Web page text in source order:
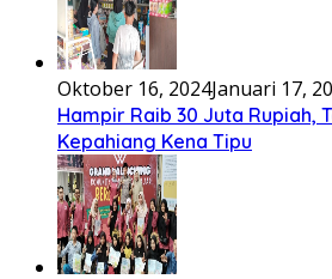
Oktober 16, 2024Januari 17,
Hampir Raib 30 Juta Rupiah,
Kepahiang Kena Tipu